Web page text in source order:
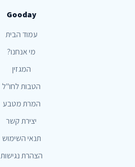
Gooday
עמוד הבית
מי אנחנו?
המגזין
הטבות לחו"ל
המרת מטבע
יצירת קשר
תנאי השימוש
הצהרת נגישות